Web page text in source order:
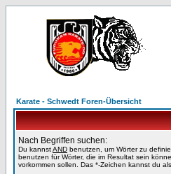
Karate - Schwedt Foren-Übersicht
Nach Begriffen suchen:
Du kannstAND benutzen, um Wörter zu
benutzen für Wörter, die im Resultat sein
vorkommen sollen. Das *-Zeichen kannst du